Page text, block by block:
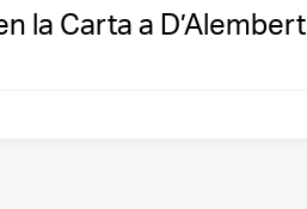
la Carta a D’Alembert